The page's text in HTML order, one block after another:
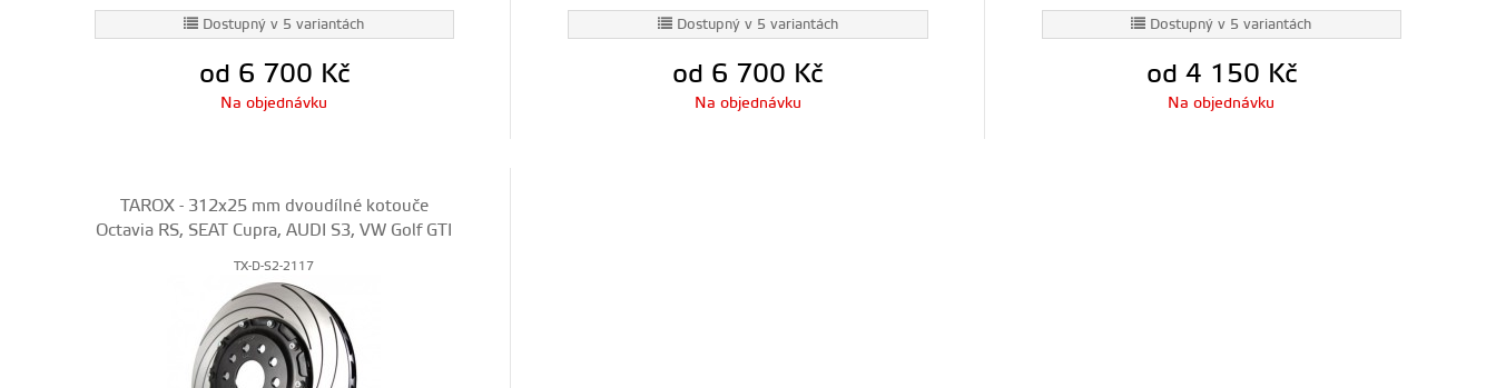
Dostupný v 5 variantách
od 6 700 Kč
Na objednávku
Dostupný v 5 variantách
od 6 700 Kč
Na objednávku
Dostupný v 5 variantách
od 4 150 Kč
Na objednávku
TAROX - 312x25 mm dvoudílné kotouče
Octavia RS, SEAT Cupra, AUDI S3, VW Golf GTI
TX-D-S2-2117